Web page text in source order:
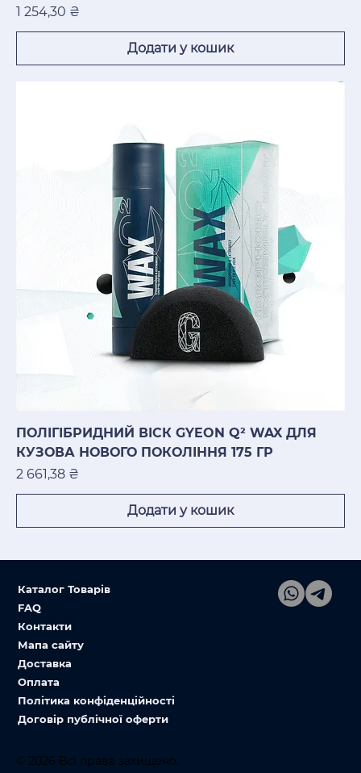
Ціна
1 254,30 ₴
Додати у кошик
ПОЛІГІБРИДНИЙ ВІСК GYEON Q² WAX ДЛЯ
КУЗОВА НОВОГО ПОКОЛІННЯ 175 ГР
Ціна
2 661,38 ₴
Додати у кошик
Каталог Товарів
FAQ
Контакти
Мапа сайту
Доставка
Оплата
Політика конфіденційності
Договір публічної оферти
© 2026 Всі права захищено.